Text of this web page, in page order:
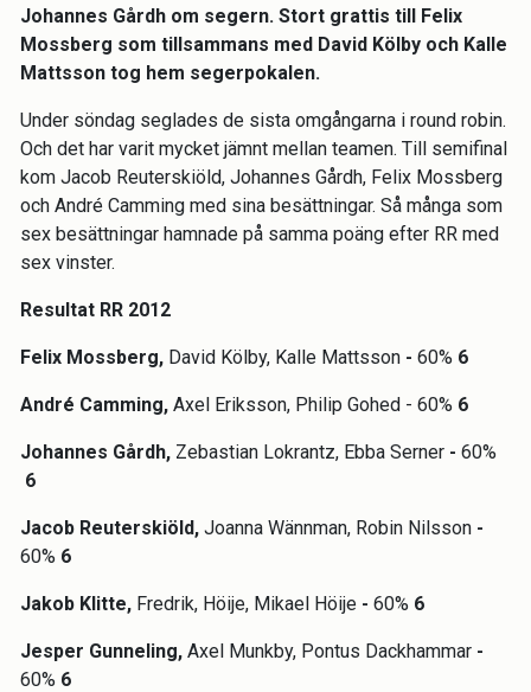
Johannes Gårdh om segern. Stort grattis till Felix
Mossberg som tillsammans med David Kölby och Kalle
Mattsson tog hem segerpokalen.
Under söndag seglades de sista omgångarna i round robin.
Och det har varit mycket jämnt mellan teamen. Till semifinal
kom Jacob Reuterskiöld, Johannes Gårdh, Felix Mossberg
och André Camming med sina besättningar. Så många som
sex besättningar hamnade på samma poäng efter RR med
sex vinster.
Resultat RR 2012
Felix Mossberg, David Kölby, Kalle Mattsson - 60% 6
André Camming, Axel Eriksson, Philip Gohed - 60% 6
Johannes Gårdh, Zebastian Lokrantz, Ebba Serner - 60%
6
Jacob Reuterskiöld, Joanna Wännman, Robin Nilsson -
60% 6
Jakob Klitte, Fredrik, Höije, Mikael Höije - 60% 6
Jesper Gunneling, Axel Munkby, Pontus Dackhammar -
60% 6